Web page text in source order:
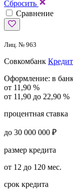
Сбросить
Сравнение
Лиц. № 963
Совкомбанк
Оформление: в
от 11,90 %
от 11,90 до 22,90 %
процентная ставка
до 30 000 000 ₽
размер кредита
от 12 до 120 мес.
срок кредита